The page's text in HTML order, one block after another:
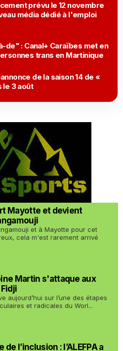
prévu le 12 novembre
média dédié à l'emploi
de" : Canal+ Caraïbes met en
trans en Martinique
de la saison 14 de «
le 3 août
Mayotte et devient
et à Mayotte pour cet
cela m'est rarement arrivé
Martin s'attaque aux
aujourd’hui sur l’une des étapes
et radicales du Worl...
l’inclusion : l’ALEFPA a